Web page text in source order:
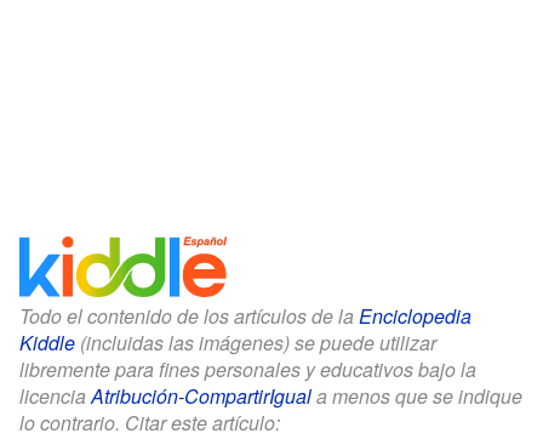
Todo el contenido de los artículos de la Enciclopedia
Kiddle (incluidas las imágenes) se puede utilizar
libremente para fines personales y educativos bajo la
licenciaAtribución-CompartirIguala menos que se indique
lo contrario. Citar este artículo: